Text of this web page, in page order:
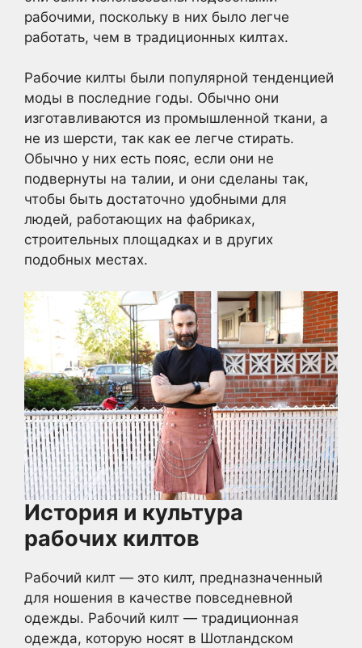
рабочими, поскольку в них было легче
работать, чем в традиционных килтах.
Рабочие килты были популярной тенденцией
моды в последние годы. Обычно они
изготавливаются из промышленной ткани, а
не из шерсти, так как ее легче стирать.
Обычно у них есть пояс, если они не
подвернуты на талии, и они сделаны так,
чтобы быть достаточно удобными для
людей, работающих на фабриках,
строительных площадках и в других
подобных местах.
История и культура
рабочих килтов
Рабочий килт — это килт, предназначенный
для ношения в качестве повседневной
одежды. Рабочий килт — традиционная
одежда, которую носят в Шотландском